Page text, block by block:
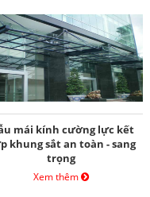
mái kính cường lực kết
khung sắt an toàn - sang
trọng
Xem thêm